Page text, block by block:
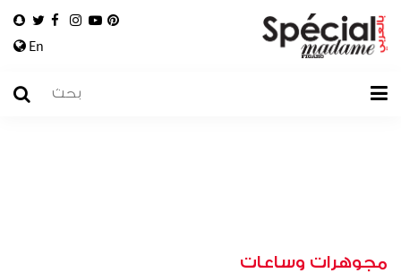
En
مجوهرات وساعات